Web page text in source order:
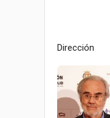
Dirección